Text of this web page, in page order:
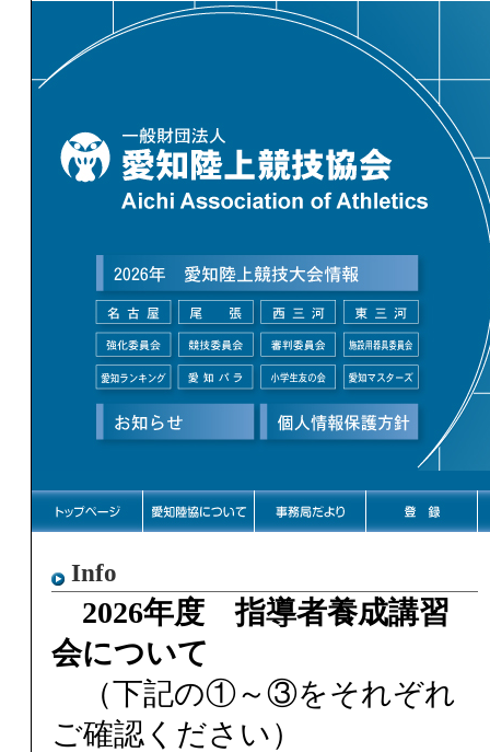
Info
2026年度 指導者養成講習
会について
（下記の①～③をそれぞれ
ご確認ください）